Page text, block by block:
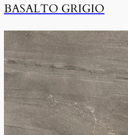
BASALTO GRIGIO